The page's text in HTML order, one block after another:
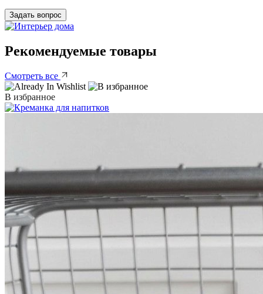
Задать вопрос
Рекомендуемые товары
Смотреть все
В избранное